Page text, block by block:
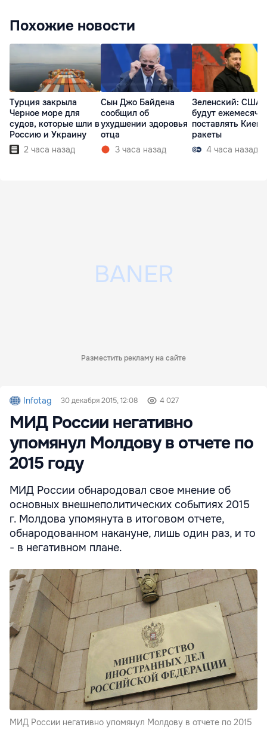
Похожие новости
Турция закрыла
Черное море для
судов, которые шли в
Россию и Украину
2 часа назад
Сын Джо Байдена
сообщил об
ухудшении здоровья
отца
3 часа назад
Зеленский: США
будут
поставлять Киеву
ракеты
4 часа назад
Разместить рекламу на сайте
Infotag 30 декабря 2015, 12:08 4 027
МИД России негативно
упомянул Молдову в отчете по
2015 году
МИД России обнародовал свое мнение об
основных внешнеполитических событиях 2015
г. Молдова упомянута в итоговом отчете,
обнародованном накануне, лишь один раз, и то
- в негативном плане.
МИД России негативно упомянул Молдову в отчете по 2015